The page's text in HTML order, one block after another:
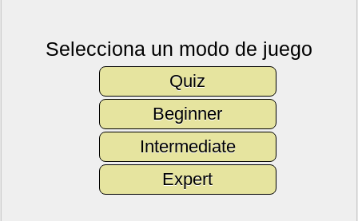
Selecciona un modo de juego
Quiz
Beginner
Intermediate
Expert